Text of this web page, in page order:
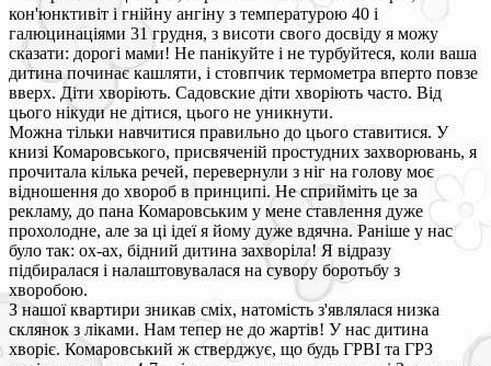
кон'юнктивіт і гнійну ангіну з температурою 40 і
галюцинаціями 31 грудня, з висоти свого досвіду я можу
сказати: дорогі мами! Не панікуйте і не турбуйтеся, коли ваша
дитина починає кашляти, і стовпчик термометра вперто повзе
вверх. Діти хворіють. Садовские діти хворіють часто. Від
цього нікуди не дітися, цього не уникнути.
Можна тільки навчитися правильно до цього ставитися. У
книзі Комаровського, присвяченій простудних захворювань, я
прочитала кілька речей, перевернули з ніг на голову моє
відношення до хвороб в принципі. Не сприйміть це за
рекламу, до пана Комаровським у мене ставлення дуже
прохолодне, але за ці ідеї я йому дуже вдячна. Раніше у нас
було так: ох-ах, бідний дитина захворіла! Я відразу
підбиралася і налаштовувалася на сувору боротьбу з
хворобою.
З нашої квартири зникав сміх, натомість з'являлася низка
склянок з ліками. Нам тепер не до жартів! У нас дитина
хворіє. Комаровський ж стверджує, що будь ГРВІ та ГРЗ